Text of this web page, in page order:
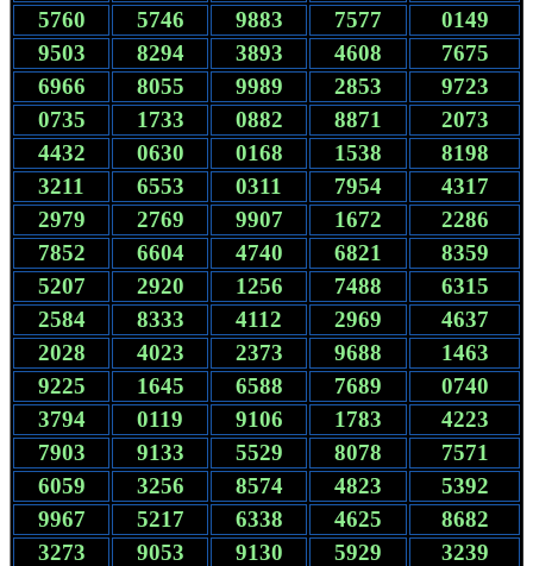
5760
5746 9883 7577
0149
9503
8294 3893 4608
7675
6966
8055 9989 2853
9723
0735
1733 0882 8871
2073
4432
0630 0168 1538
8198
3211
6553 0311 7954
4317
2979
2769 9907 1672
2286
7852
6604 4740 6821
8359
5207
2920 1256 7488
6315
2584
8333 4112 2969
4637
2028
4023 2373 9688
1463
9225
1645 6588 7689
0740
3794
0119 9106 1783
4223
7903
9133 5529 8078
7571
6059
3256 8574 4823
5392
9967
5217 6338 4625
8682
3273
9053 9130 5929
3239